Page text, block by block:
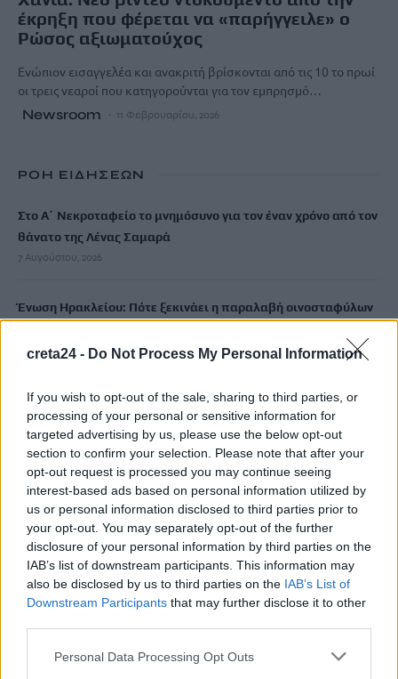
creta24 - Do Not Process My Personal Information
If you wish to opt-out of the sale, sharing to third parties, or
processing of your personal or sensitive information for
targeted advertising by us, please use the below opt-out
section to confirm your selection. Please note that after your
opt-out request is processed you may continue seeing
interest-based ads based on personal information utilized by
us or personal information disclosed to third parties prior to
your opt-out. You may separately opt-out of the further
disclosure of your personal information by third parties on the
IAB’s list of downstream participants. This information may
also be disclosed by us to third parties on the IAB’s List of
Downstream Participants that may further disclose it to other
Personal Data Processing Opt Outs
έκρηξη που φέρεται να «παρήγγειλε» ο
Ρώσος αξιωματούχος
Ενώπιον εισαγγελέα και ανακριτή βρίσκονται από τις 10 το πρωί
οι τρεις νεαροί που κατηγορούνται για τον εμπρησμό…
Newsroom 11 Φεβρουαρίου, 2026
ΡΟΗ ΕΙΔΗΣΕΩΝ
Στο Α΄ Νεκροταφείο το μνημόσυνο για τον έναν χρόνο από τον
θάνατο της Λένας Σαμαρά
7 Αυγούστου, 2026
Ένωση Ηρακλείου: Πότε ξεκινάει η παραλαβή οινοσταφύλων
7 Αυγούστου, 2026
Χανιά: Νεκρός 55χρονος σε παραλία – «Έσβησε» στην
ξαπλώστρα
7 Αυγούστου, 2026
ΠΑΣΟΚ: Βαφτίζουν «επιτυχία» τη μεταφορά του λογαριασμού
της Ρήτρας Διαφυγής στους πολίτες
7 Αυγούστου, 2026
Στον ΟΦΗ η 22χρονη πασαδόρος Ελενα Γεωργιάδου
7 Αυγούστου, 2026
Σαμαριά: «Πυρά» Καλογερή για τα λουκέτα στο φαράγγι –